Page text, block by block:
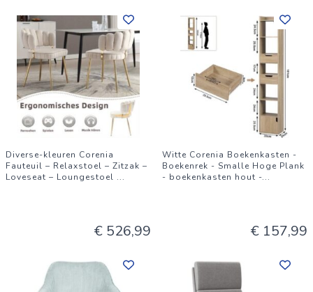
Diverse-kleuren Corenia
Fauteuil – Relaxstoel – Zitzak –
Loveseat – Loungestoel ...
€ 526,99
Witte Corenia Boekenkasten -
Boekenrek - Smalle Hoge Plank
- boekenkasten hout -...
€ 157,99